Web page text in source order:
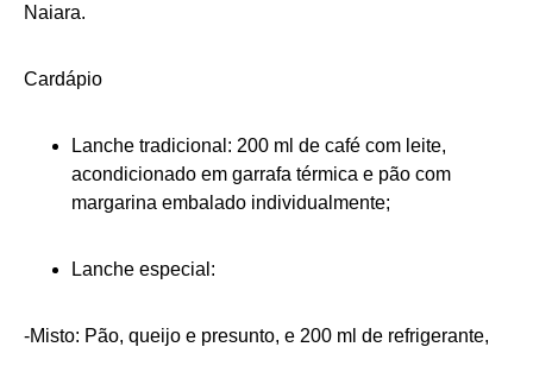
Naiara.
Cardápio
Lanche tradicional: 200 ml de café com leite,
acondicionado em garrafa térmica e pão com
margarina embalado individualmente;
Lanche especial:
-Misto: Pão, queijo e presunto, e 200 ml de refrigerante,